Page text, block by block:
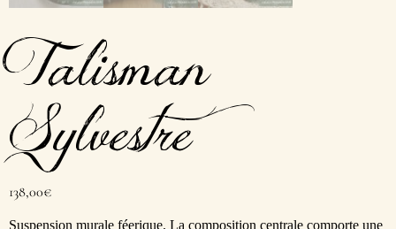
Talisman
Sylvestre
138,00€
Suspension murale féerique. La composition centrale comporte une